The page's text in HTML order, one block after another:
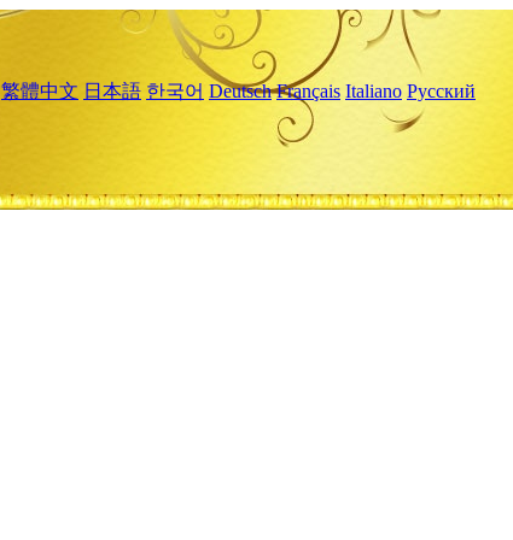
繁體中文 日本語 한국어 Deutsch Français Italiano Русский